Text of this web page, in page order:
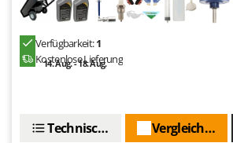
Ninja
Novatec
Novital
Verfügbarkeit:1
Kostenlose Lieferung
14. Aug. - 18. Aug.
Vergleichen Sie
Technische Daten